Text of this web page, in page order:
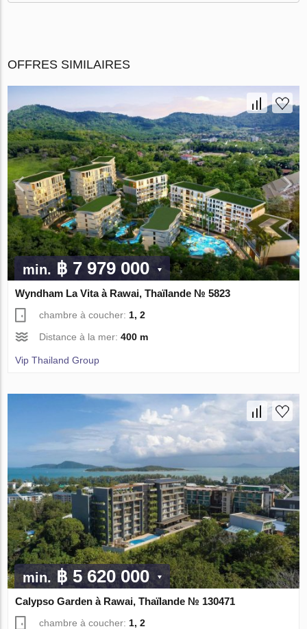
OFFRES SIMILAIRES
min. ฿ 7 979 000
Wyndham La Vita à Rawai, Thaïlande № 5823
chambre à coucher: 1, 2
Distance à la mer:400 m
Vip Thailand Group
min. ฿ 5 620 000
Calypso Garden à Rawai, Thaïlande № 130471
chambre à coucher: 1, 2